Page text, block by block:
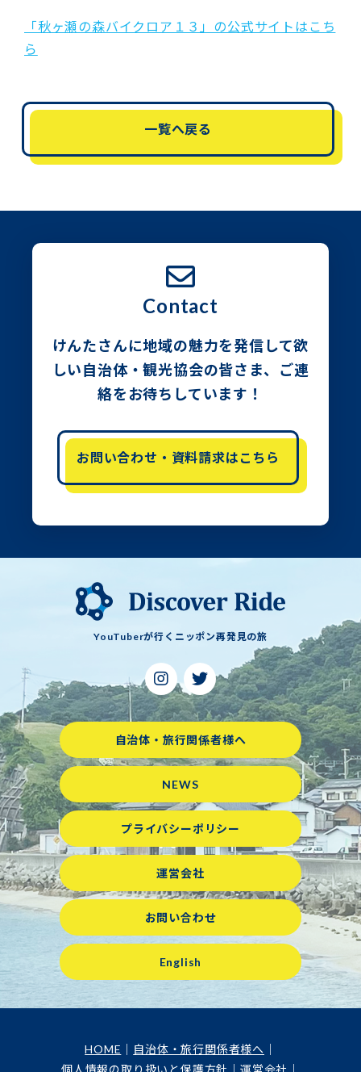
「秋ヶ瀬の森バイクロア１３」の公式サイトはこち
ら
一覧へ戻る
Contact
けんたさんに地域の魅力を発信して欲
しい自治体・観光協会の皆さま、
ご連
絡をお待ちしています！
お問い合わせ・資料請求はこちら
YouTuberが行くニッポン再発見の旅
自治体・旅行関係者様へ
NEWS
プライバシーポリシー
運営会社
お問い合わせ
English
HOME
自治体・旅行関係者様へ
個人情報の取り扱いと保護方針
運営会社